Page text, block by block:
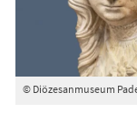
© Diözesanmuseum